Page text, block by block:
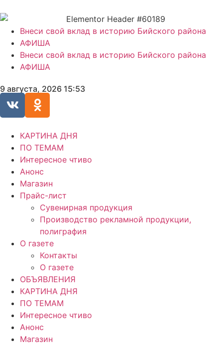
Внеси свой вклад в историю Бийского района
АФИША
Внеси свой вклад в историю Бийского района
АФИША
9 августа, 2026 15:53
КАРТИНА ДНЯ
ПО ТЕМАМ
Интересное чтиво
Анонс
Магазин
Прайс-лист
Сувенирная продукция
Производство рекламной продукции,
полиграфия
О газете
Контакты
О газете
ОБЪЯВЛЕНИЯ
КАРТИНА ДНЯ
ПО ТЕМАМ
Интересное чтиво
Анонс
Магазин